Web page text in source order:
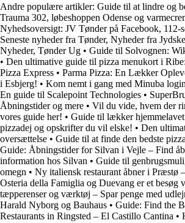
Andre populære artikler: Guide til at lindre og
Trauma 302, løbeshoppen Odense og
Nyhedsoversigt: JV Tønder på Facebook, 112-
Seneste nyheder fra Tønder, Nyheder fra
Nyheder, Tønder Ug • Guide til Solvognen:
• Den ultimative guide til pizza menukort i
Pizza Express • Parma Pizza: En Lækker
i Esbjerg! • Kom nemt i gang med Minuba
En guide til Scalepoint Technologies •
Åbningstider og mere • Vil du vide, hvem der
vores guide her! • Guide til lækker
pizzadej og opskrifter du vil elske! • Den
oversættelse • Guide til at finde den bedste
Guide: Åbningstider for Silvan i Vejle – Find
information hos Silvan • Guide til
omegn • Ny italiensk restaurant åbner i Præstø
Osteria della Famiglia og Duevang er et besøg
tæpperenser og værktøj – Spar penge med
Harald Nyborg og Bauhaus • Guide: Find the
Restaurants in Ringsted – El Castillo Cantina •